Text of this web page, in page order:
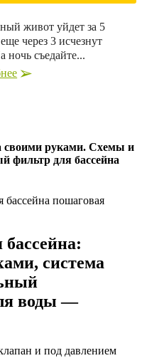
живот уйдет за 5
через 3 исчезнут
ночь съедайте...
своими руками. Схемы и
фильтр для бассейна
пошаговая
система
воды —
и под давлением